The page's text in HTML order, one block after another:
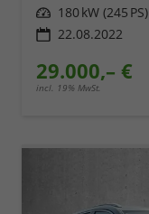
Leistung 180 kW (245 PS)
22.08.2022
29.000,– €
incl. 19% MwSt.